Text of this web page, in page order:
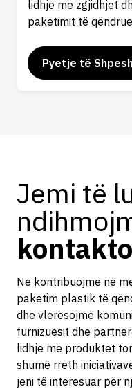
lidhje me zgjidhjet
paketimit të
Pyetje të
Jemi të
Ne kontribuojmë në
paketim plastik të
dhe vlerësojmë
furnizuesit dhe
lidhje me produktet
shumë rreth
jeni të interesuar për